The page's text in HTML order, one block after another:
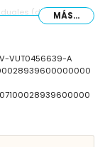
(de 200 por 80
por 90 cm),
aseo
bañera/ducha y aseo
MÁS...
VUT0456639-A